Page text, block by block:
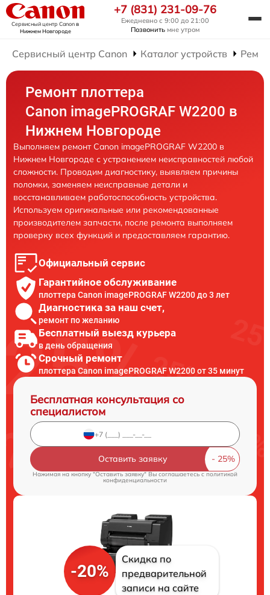
Сервисный центр Canonв
Нижнем Новгороде
+7 (831) 231-09-76
Ежедневно с 9:00 до 21:00
Позвонить мне утром
Сервисный центр Canon Каталог устройств
Ремонт плоттера
Canon imagePROGRAF W2200 в
Нижнем Новгороде
Выполняем ремонт Canon imagePROGRAF W2200 в
Нижнем Новгороде с устранением неисправностей любой
сложности. Проводим диагностику, выявляем причины
поломки, заменяем неисправные детали и
восстанавливаем работоспособность устройства.
Используем оригинальные или рекомендованные
производителем запчасти, после ремонта выполняем
проверку всех функций и предоставляем гарантию.
Официальный сервис
Гарантийное обслуживание
плоттера Canon imagePROGRAF W2200 до 3 лет
Диагностика за наш счет,
ремонт по желанию
Бесплатный выезд курьера
в день обращения
Срочный ремонт
плоттера Canon imagePROGRAF W2200 от 35 минут
Бесплатная консультация со
специалистом
Оставить заявку
Нажимая на кнопку "Оставить заявку" Вы соглашаетесь cполитикой
конфиденциальности
-20%
Скидка по
предварительной
записи на сайте